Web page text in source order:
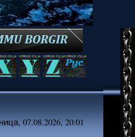
07.08.2026, 20:01